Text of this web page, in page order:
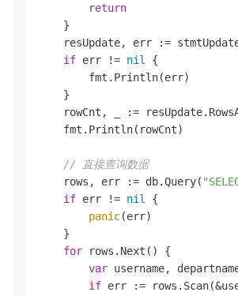
return
    }
resUpdate, err :=
if err != nil {
        fmt.Println(err)
    }
rowCnt, _ :=
    fmt.Println(rowCnt)
// 直接查询数据
    rows, err := db.Query(
if err != nil {
panic(err)
    }
for rows.Next() {
var username,
if err :=